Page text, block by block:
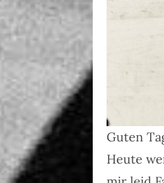
Guten
Heute